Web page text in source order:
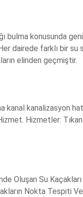
bulma konusunda
dairede farklı bir su
elinden geçmiştir.
kanal kanalizasyon
Hizmetler:
Oluşan Su
Nokta Tespiti